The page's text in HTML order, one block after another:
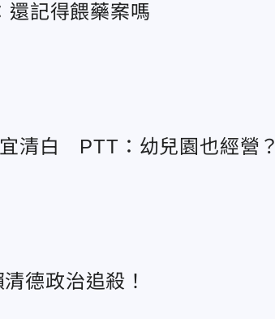
還記得餵藥案嗎
清白 PTT：幼兒園也經營？
德政治追殺！